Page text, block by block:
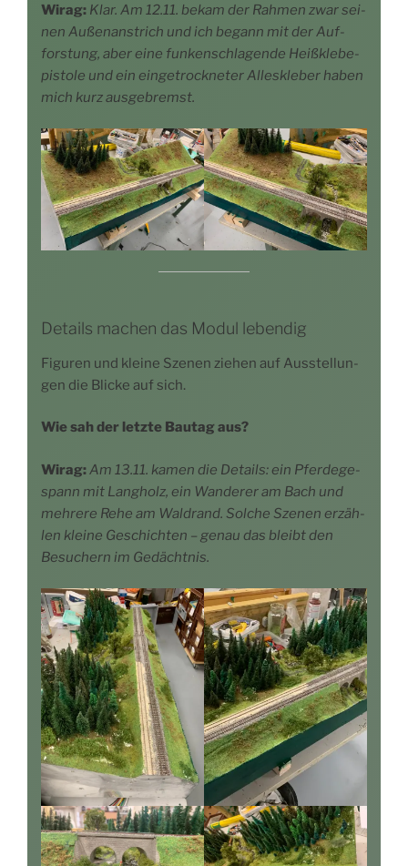
Wirag: Klar. Am 12.11. bekam der Rah­men zwar sei­
nen Außen­an­strich und ich begann mit der Auf­
fors­tung, aber eine funken­schlagende Heiß­kle­be­
pis­to­le und ein ein­ge­trock­ne­ter Alles­kle­ber haben
mich kurz ausgebremst.
Details machen das Modul lebendig
Figu­ren und klei­ne Sze­nen zie­hen auf Aus­stel­lun­
gen die Bli­cke auf sich.
Wie sah der letz­te Bau­tag aus?
Wirag:Am 13.11. kamen die Details: ein Pfer­de­ge­
spann mit Lang­holz, ein Wan­de­rer am Bach und
meh­re­re Rehe am Wald­rand. Sol­che Sze­nen erzäh­
len klei­ne Geschich­ten – genau das bleibt den
Besu­chern im Gedächtnis.